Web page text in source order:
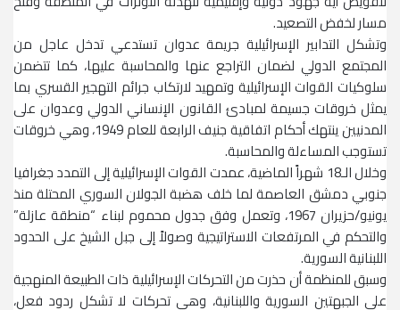
مسار لخفض التصعيد.
وتشكل التدابير الإسرائيلية جريمة عدوان تستدعي تدخل عاجل من
المجتمع الدولي لضمان التراجع عنها والمحاسبة عليها، كما تتضمن
سلوكيات القوات الإسرائيلية وتمهيد لارتكاب جرائم التهجير القسري بما
يمثل خروقات جسيمة لمبادئ القانون الإنساني الدولي وعدوان على
المدنيين ينتهك أحكام اتفاقية جنيف الرابعة للعام 1949، وهي خروقات
تستوجب المساءلة والمحاسبة.
وخلال الـ18 شهراً الماضية، عمدت القوات الإسرائيلية إلى التمدد جغرافيا
جنوبي دمشق العاصمة لما خلف هضبة الجولان السوري المحتلة منذ
يونيو/حزيران 1967، وتعمل وفق جدول محموم لبناء “منطقة عازلة”
والتحكم في المرتفعات الاستراتيجية وصولاً إلى جبل الشيخ على الحدود
اللبنانية السورية.
وسبق للمنظمة أن حذرت من التحركات الإسرائيلية ذات الطبيعة المنهجية
على الجبهتين السورية واللبنانية، وهي تحركات لا تشكل ردود فعل،